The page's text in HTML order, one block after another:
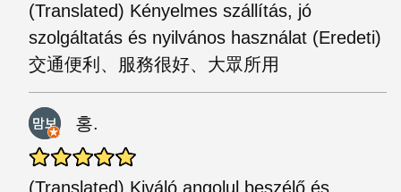
(Translated) Kényelmes szállítás, jó
szolgáltatás és nyilvános használat (Eredeti)
交通便利、服務很好、大眾所用
홍.
(Translated) Kiváló angolul beszélő és